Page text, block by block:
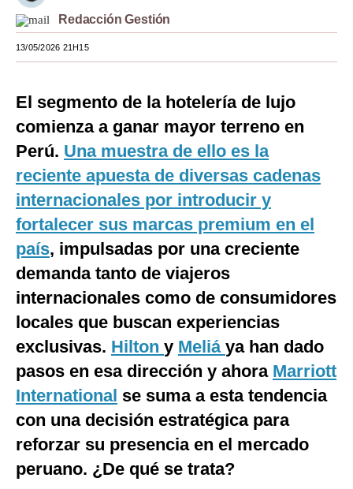
México
Tecnología
Club del Suscriptor
G de Gestión
Notas Contratadas
Podcast
Gestión TV
Videos
Fotogalerías
gestion.pe
¿quiénes
Somos?
Redacción Gestión
13/05/2026 21H15
El segmento de la hotelería de lujo
comienza a ganar mayor terreno en
Perú. Una muestra de ello es la
reciente apuesta de diversas cadenas
internacionales por introducir y
fortalecer sus marcas premium en el
país, impulsadas por una creciente
demanda tanto de viajeros
internacionales como de consumidores
locales que buscan experiencias
exclusivas. Hilton y Meliá ya han dado
pasos en esa dirección y ahora Marriott
International se suma a esta tendencia
con una decisión estratégica para
reforzar su presencia en el mercado
peruano. ¿De qué se trata?